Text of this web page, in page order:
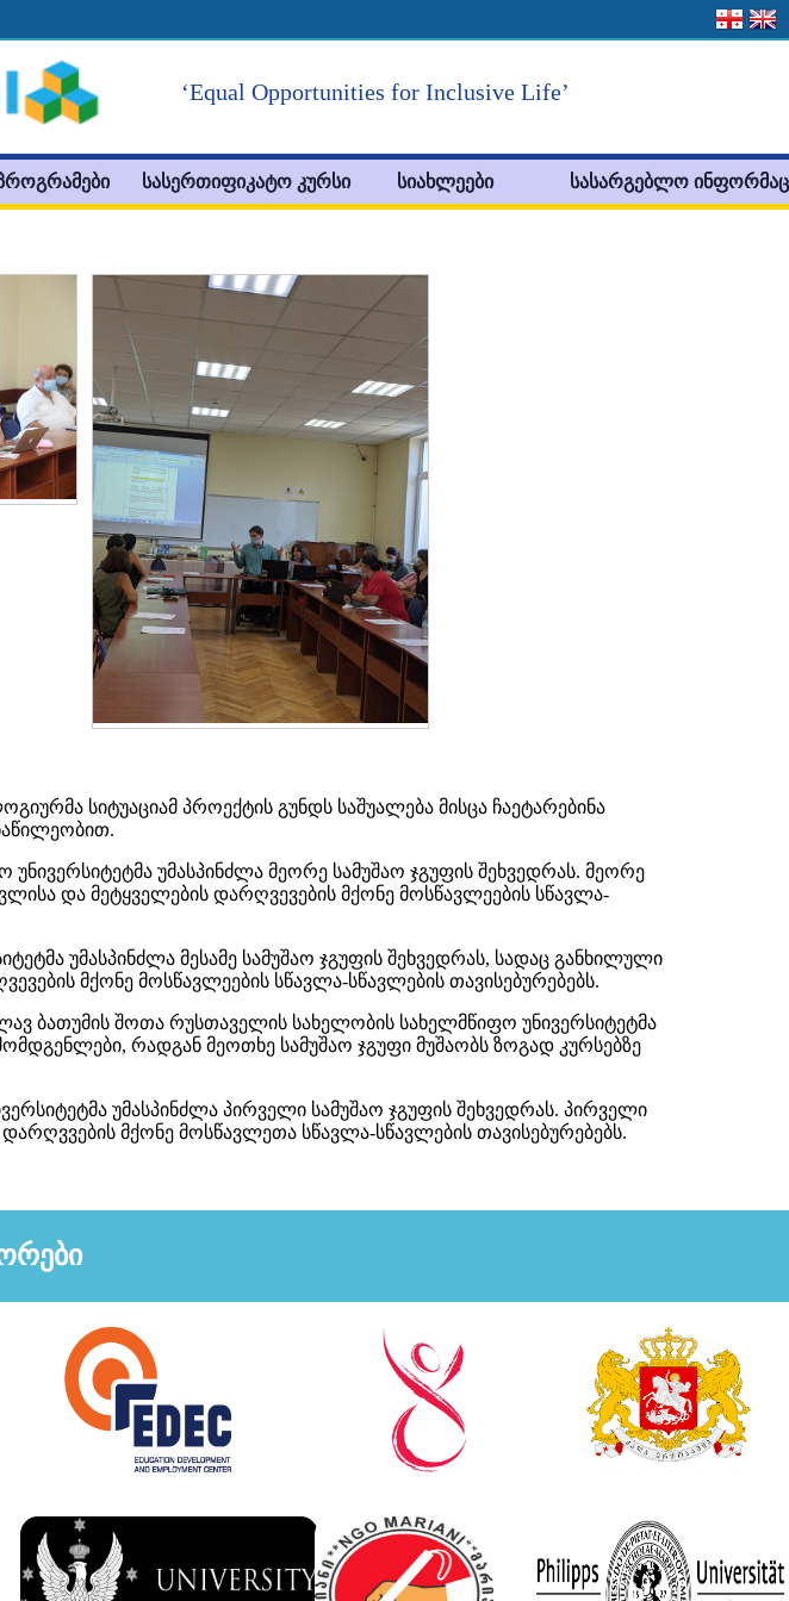
‘Equal Opportunities for Inclusive Life’
სასერთიფიკატო კურსი სიახლეები სასარგებლო
სიტუაციამ პროექტის გუნდს საშუალება მისცა ჩაეტარებინა
უმასპინძლა მეორე სამუშაო ჯგუფის შეხვედრას. მეორე
და მეტყველების დარღვევების მქონე მოსწავლეების სწავლა-
უმასპინძლა მესამე სამუშაო ჯგუფის შეხვედრას, სადაც განხილული
მქონე მოსწავლეების სწავლა-სწავლების თავისებურებებს.
ბათუმის შოთა რუსთაველის სახელობის სახელმწიფო უნივერსიტეტმა
რადგან მეოთხე სამუშაო ჯგუფი მუშაობს ზოგად კურსებზე
უმასპინძლა პირველი სამუშაო ჯგუფის შეხვედრას. პირველი
მქონე მოსწავლეთა სწავლა-სწავლების თავისებურებებს.